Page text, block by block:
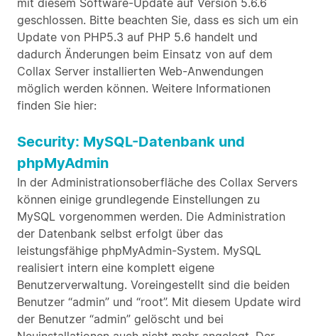
mit diesem Software-Update auf Version 5.6.6
geschlossen. Bitte beachten Sie, dass es sich um ein
Update von PHP5.3 auf PHP 5.6 handelt und
dadurch Änderungen beim Einsatz von auf dem
Collax Server installierten Web-Anwendungen
möglich werden können. Weitere Informationen
finden Sie hier:
Security: MySQL-Datenbank und
phpMyAdmin
In der Administrationsoberfläche des Collax Servers
können einige grundlegende Einstellungen zu
MySQL vorgenommen werden. Die Administration
der Datenbank selbst erfolgt über das
leistungsfähige phpMyAdmin-System. MySQL
realisiert intern eine komplett eigene
Benutzerverwaltung. Voreingestellt sind die beiden
Benutzer “admin” und “root”. Mit diesem Update wird
der Benutzer “admin” gelöscht und bei